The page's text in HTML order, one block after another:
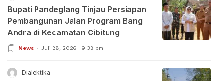
Bupati Pandeglang Tinjau Persiapan
Pembangunan Jalan Program Bang
Andra di Kecamatan Cibitung
News Juli 28, 2026 | 9:38 pm
Dialektika